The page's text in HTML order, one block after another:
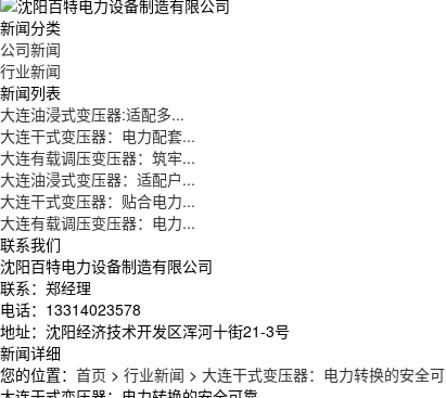
新闻分类
公司新闻
行业新闻
新闻列表
大连油浸式变压器:适配多...
大连干式变压器：电力配套...
大连有载调压变压器：筑牢...
大连油浸式变压器：适配户...
大连干式变压器：贴合电力...
大连有载调压变压器：电力...
联系我们
沈阳百特电力设备制造有限公司
联系：郑经理
电话：13314023578
地址：沈阳经济技术开发区浑河十街21-3号
新闻详细
您的位置： 首页 > 行业新闻 > 大连干式变压器：电力转换的安全